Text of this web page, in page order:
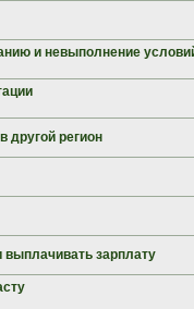
и невыполнение
другой регион
выплачивать зарплату